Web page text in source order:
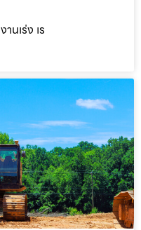
นเร่ง เร